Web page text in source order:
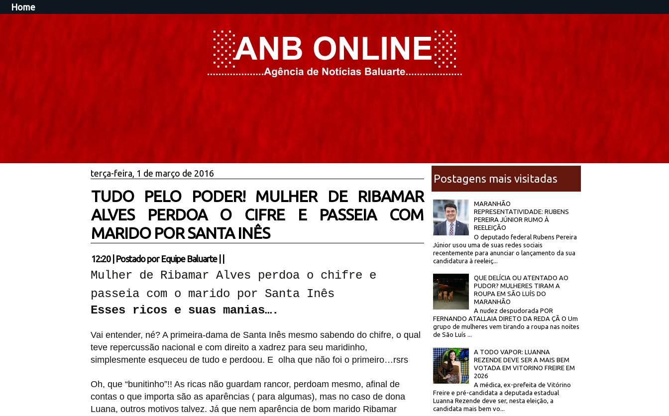
Home
terça-feira, 1 de março de 2016
TUDO PELO PODER! MULHER DE RIBAMAR
ALVES PERDOA O CIFRE E PASSEIA COM
MARIDO POR SANTA INÊS
12:20| Postado por Equipe Baluarte
Mulher de Ribamar Alves perdoa o chifre e
passeia com o marido por Santa Inês
Esses ricos e suas manias….
Vai entender, né? A primeira-dama de Santa Inês mesmo sabendo do chifre, o qual
teve repercussão nacional e com direito a xadrez para seu maridinho,
simplesmente esqueceu de tudo e perdoou. E olha que não foi o primeiro…rsrs
Oh, que “bunitinho”!! As ricas não guardam rancor, perdoam mesmo, afinal de
contas o que importa são as aparências ( para algumas), mas no caso de dona
Luana, outros motivos talvez. Já que nem aparência de bom marido Ribamar
Postagens mais visitadas
MARANHÃO
REPRESENTATIVIDADE: RUBENS
PEREIRA JÚNIOR RUMO À
REELEIÇÃO
O deputado federal Rubens Pereira
Júnior usou uma de suas redes sociais
recentemente para anunciar o lançamento da sua
candidatura à reeleiç...
QUE DELÍCIA OU ATENTADO AO
PUDOR? MULHERES TIRAM A
ROUPA EM SÃO LUÍS DO
MARANHÃO
A nudez despudorada POR
FERNANDO ATALLAIA DIRETO DA REDA ÇÃ O Um
grupo de mulheres vem tirando a roupa nas noites
de São Luís ...
A TODO VAPOR: LUANNA
REZENDE DEVE SER A MAIS BEM
VOTADA EM VITORINO FREIRE EM
2026
A médica, ex-prefeita de Vitórino
Freire e pré-candidata a deputada estadual
Luanna Rezende deve ser, nesta eleição, a
candidata mais bem vo...